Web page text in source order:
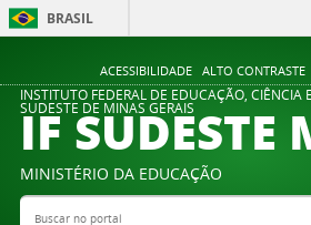
ACESSIBILIDADE ALTO CONTRASTE
BRASIL
INSTITUTO FEDERAL DE EDUCAÇÃO, CIÊNCIA
SUDESTE DE MINAS GERAIS
IF SUDESTE
MINISTÉRIO DA EDUCAÇÃO
Buscar no portal